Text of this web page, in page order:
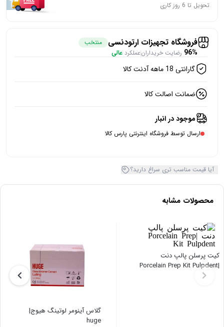
تحویل تا 6 روز کاری
فروشگاه تجهیزات ارتودنسی منتخب
96% رضایت خریدارانعملکرد عالی
گارانتی 18 ماهه آدنت کالا
ضمانت اصالت کالا
موجود در انبار
ارسال توسط فروشگاه اینترنتی پارس کالا
آیا قیمت مناسب تری سراغ دارید؟
محصولات مشابه
کیت پرسلن پالپ دنت
|Porcelain Prep Kit Pulpdent
گلاس آینومر لوتینگ هیوج|
huge